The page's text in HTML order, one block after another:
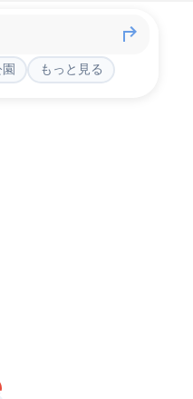
もっと見る